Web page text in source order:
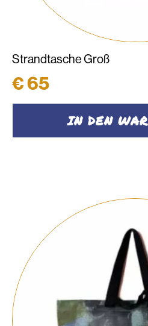
Strandtasche Groß
€65
IN DEN